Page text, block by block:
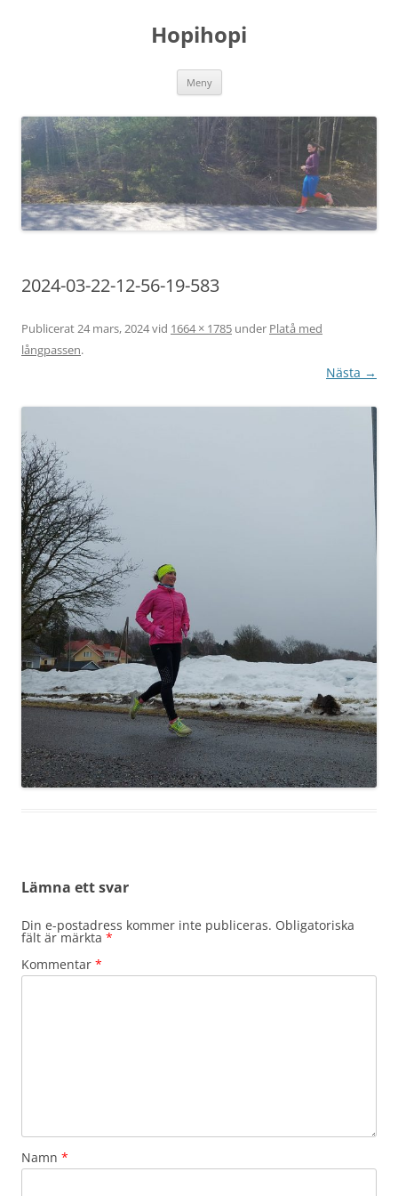
Hopihopi
Meny
2024-03-22-12-56-19-583
Publicerat 24 mars, 2024vid 1664 × 1785 under Platå med
långpassen.
Nästa →
Lämna ett svar
Din e-postadress kommer inte publiceras. Obligatoriska
fält är märkta *
Kommentar *
Namn *